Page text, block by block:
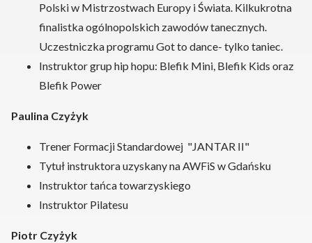
Polski w Mistrzostwach Europy i Świata. Kilkukrotna
finalistka ogólnopolskich zawodów tanecznych.
Uczestniczka programu Got to dance- tylko taniec.
Instruktor grup hip hopu: Blefik Mini, Blefik Kids oraz
Blefik Power
Paulina Czyżyk
Trener Formacji Standardowej "JANTAR II"
Tytuł instruktora uzyskany na AWFiS w Gdańsku
Instruktor tańca towarzyskiego
Instruktor Pilatesu
Piotr Czyżyk